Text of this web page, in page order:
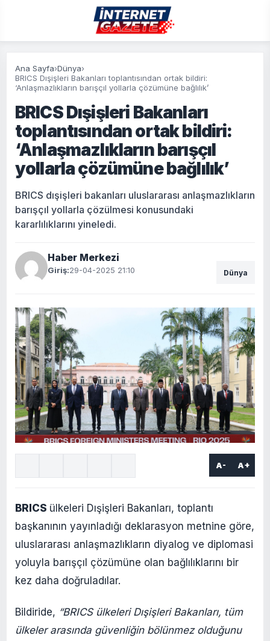
Ana Sayfa›Dünya›
BRICS Dışişleri Bakanları toplantısından ortak bildiri:
‘Anlaşmazlıkların barışçıl yollarla çözümüne bağlılık’
BRICS Dışişleri Bakanları
toplantısından ortak bildiri:
‘Anlaşmazlıkların barışçıl
yollarla çözümüne bağlılık’
BRICS dışişleri bakanları uluslararası anlaşmazlıkların
barışçıl yollarla çözülmesi konusundaki
kararlılıklarını yineledi.
Haber Merkezi
Giriş:29-04-2025 21:10 Dünya
A- A+
BRICS ülkeleri Dışişleri Bakanları, toplantı
başkanının yayınladığı deklarasyon metnine göre,
uluslararası anlaşmazlıkların diyalog ve diplomasi
yoluyla barışçıl çözümüne olan bağlılıklarını bir
kez daha doğruladılar.
Bildiride, “BRICS ülkeleri Dışişleri Bakanları, tüm
ülkeler arasında güvenliğin bölünmez olduğunu